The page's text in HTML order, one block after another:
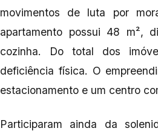
movimentos de luta por
apartamento possui 48 m²,
cozinha. Do total dos
deficiência física. O
estacionamento e um centro
Participaram ainda da